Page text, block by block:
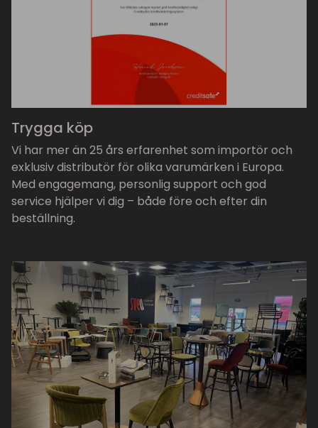
Trygga köp
Vi har mer än 25 års erfarenhet som importör och
exklusiv distributör för olika varumärken i Europa.
Med engagemang, personlig support och god
service hjälper vi dig – både före och efter din
beställning.